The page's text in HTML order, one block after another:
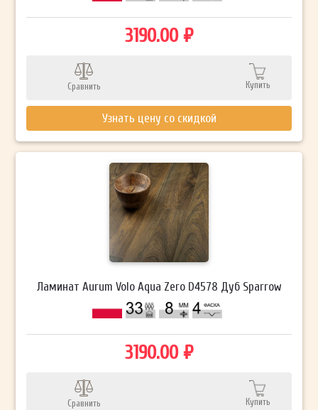
3190.00 ₽
Сравнить Купить
Узнать цену со скидкой
Ламинат Aurum Volo Aqua Zero D4578 Дуб Sparrow
3190.00 ₽
Сравнить Купить